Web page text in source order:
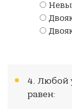
4. Любой
равен: